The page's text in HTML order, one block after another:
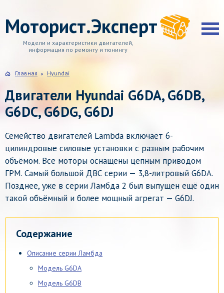
Моторист.Эксперт
Модели и характеристики двигателей,
информация по ремонту и тюнингу
Главная Hyundai
Двигатели Hyundai G6DA, G6DB,
G6DC, G6DG, G6DJ
Семейство двигателей Lambda включает 6-
цилиндровые силовые установки с разным рабочим
объёмом. Все моторы оснащены цепным приводом
ГРМ. Самый большой ДВС серии — 3,8-литровый G6DA.
Позднее, уже в серии Ламбда 2 был выпущен ещё один
такой объёмный и более мощный агрегат — G6DJ.
Содержание
Описание серии Ламбда
Модель G6DA
Модель G6DB